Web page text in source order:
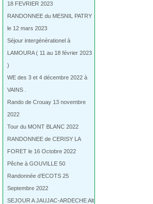
18 FEVRIER 2023
RANDONNEE du MESNIL PATRY
le 12 mars 2023
Séjour intergénérationel à
LAMOURA ( 11 au 18 février 2023
)
WE des 3 et 4 décembre 2022 à
VAINS .
Rando de Crouay 13 novembre
2022
Tour du MONT BLANC 2022
RANDONNEE de CERISY LA
FORET le 16 Octobre 2022
Pêche à GOUVILLE 50
Randonnée d’ECOTS 25
Septembre 2022
SEJOUR A JAUJAC-ARDECHE Alt